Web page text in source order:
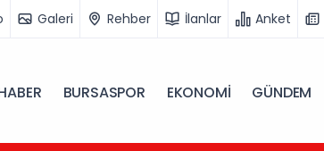
Galeri Rehber İlanlar Anket
BURSASPOR EKONOMİ GÜNDEM